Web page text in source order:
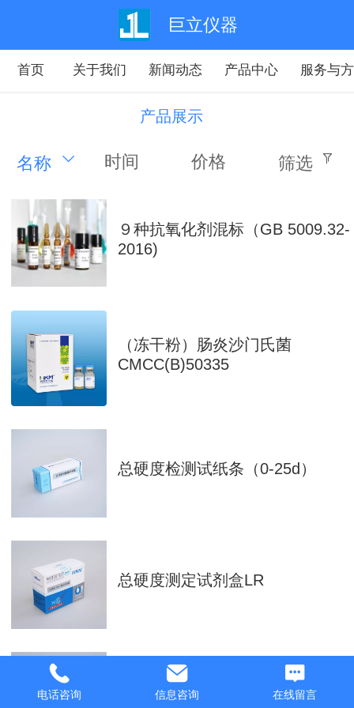
巨立仪器
首页 关于我们 新闻动态 产品中心 服务与
产品展示
名称 时间 价格 筛选
９种抗氧化剂混标（GB 5009.32-
2016)
（冻干粉）肠炎沙门氏菌
CMCC(B)50335
总硬度检测试纸条（0-25d）
总硬度测定试剂盒LR
总硬度测定试剂盒HR
电话咨询 信息咨询 在线留言